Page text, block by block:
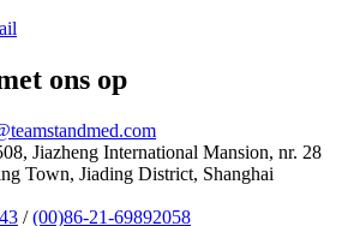
ons op
Jiazheng International Mansion, nr. 28
Town, Jiading District, Shanghai
/(00)86-21-69892058